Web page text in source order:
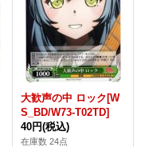
大歓声の中 ロック[W
S_BD/W73-T02TD]
40円(税込)
在庫数 24点